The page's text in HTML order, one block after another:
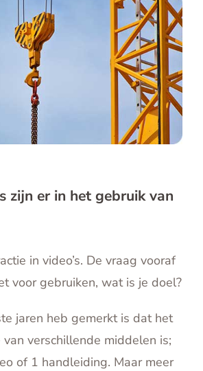
zijn er in het gebruik van
in video’s. De vraag vooraf
voor gebruiken, wat is je doel?
jaren heb gemerkt is dat het
van verschillende middelen is;
of 1 handleiding. Maar meer